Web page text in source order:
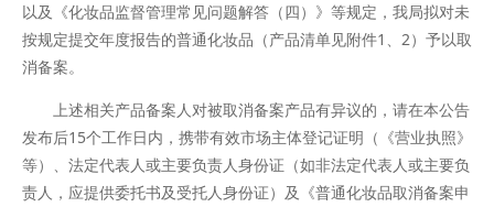
以及《化妆品监督管理常见问题解答（四）》等规定，我局拟对未
按规定提交年度报告的普通化妆品（产品清单见附件1、2）予以取
消备案。
上述相关产品备案人对被取消备案产品有异议的，请在本公告
发布后15个工作日内，携带有效市场主体登记证明（《营业执照》
等）、法定代表人或主要负责人身份证（如非法定代表人或主要负
责人，应提供委托书及受托人身份证）及《普通化妆品取消备案申